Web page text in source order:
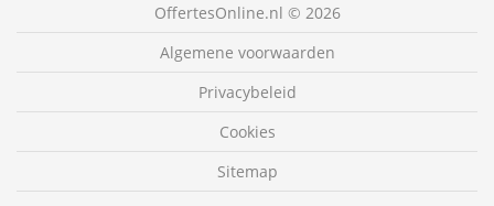
OffertesOnline.nl © 2026
Algemene voorwaarden
Privacybeleid
Cookies
Sitemap